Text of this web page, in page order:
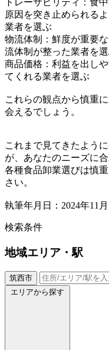
原因を突き止められる
業者を選ぶ
物流体制：鮮度が重要
流体制が整った業者を
商品価格：利益を出し
てくれる業者を選ぶ
これらの観点から慎重
会えるでしょう。
これまで見てきたよう
が、あなたのニーズに
各種食品卸業選びは慎
さい。
執筆年月日：2024年11月
検索条件
地域エリア・駅
筑西市
エリアから探す